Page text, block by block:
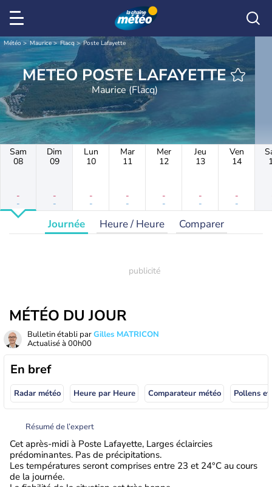
Météo Maurice Flacq Poste Lafayette
METEO POSTE LAFAYETTE
Maurice (Flacq)
Sam
08
-
-
Dim
09
-
-
Lun
10
-
-
Mar
11
-
-
Mer
12
-
-
Jeu
13
-
-
Ven
14
-
-
Journée Heure / Heure Comparer
MÉTÉO DU JOUR
Bulletin établi parGilles MATRICON
Actualisé à 00h00
En bref
Radar météo Heure par Heure Comparateur météo Pollens
Résumé de l’expert
Cet après-midi à Poste Lafayette, Larges éclaircies
prédominantes. Pas de précipitations.
Les températures seront comprises entre 23 et 24°C au cours
de la journée.